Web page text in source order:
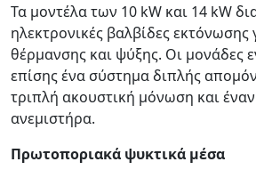
Τα μοντέλα των 10 kW και 14 kW
ηλεκτρονικές βαλβίδες
θέρμανσης και ψύξης. Οι μονάδες
επίσης ένα σύστημα διπλής
τριπλή ακουστική μόνωση και
ανεμιστήρα.
Πρωτοποριακά ψυκτικά μέσα